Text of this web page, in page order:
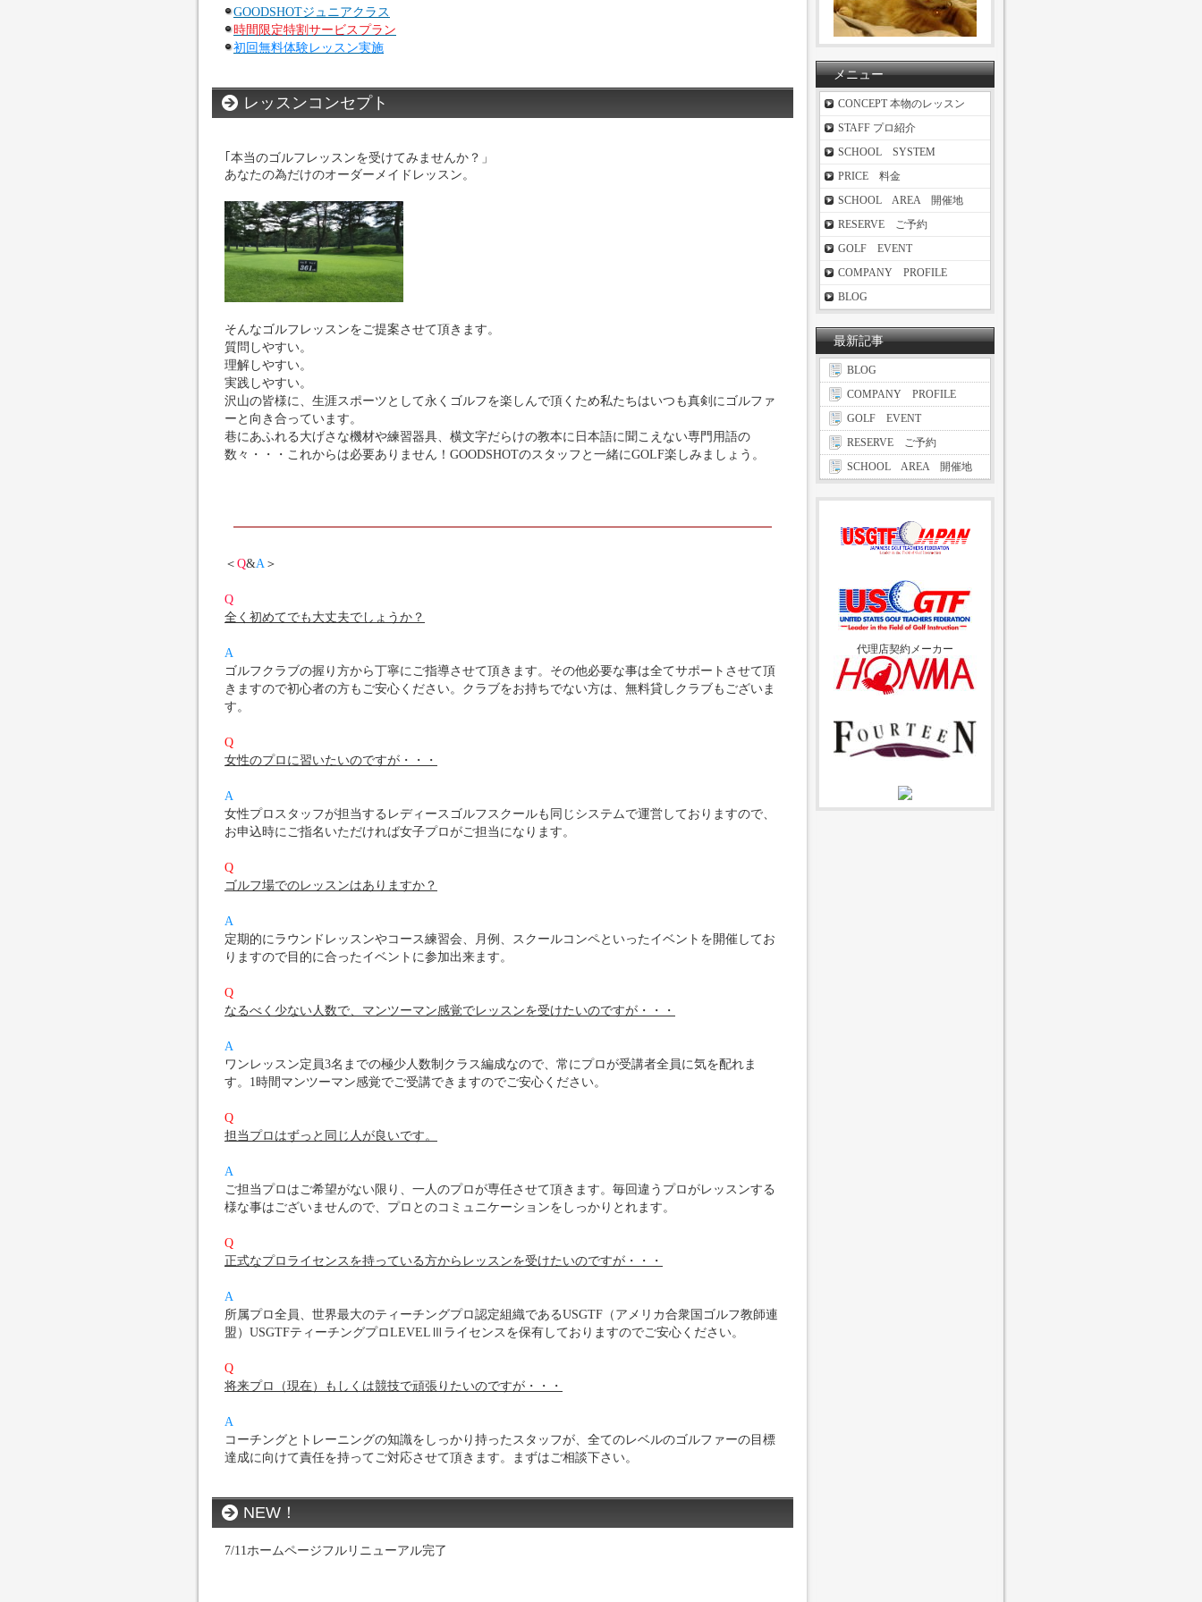
GOODSHOTジュニアクラス
時間限定特割サービスプラン
初回無料体験レッスン実施
レッスンコンセプト
｢本当のゴルフレッスンを受けてみませんか？」
あなたの為だけのオーダーメイドレッスン。
そんなゴルフレッスンをご提案させて頂きます。
質問しやすい。
理解しやすい。
実践しやすい。
沢山の皆様に、生涯スポーツとして永くゴルフを楽しんで頂くため私たちはいつも真剣にゴルファ
ーと向き合っています。
巷にあふれる大げさな機材や練習器具、横文字だらけの教本に日本語に聞こえない専門用語の
数々・・・これからは必要ありません！GOODSHOTのスタッフと一緒にGOLF楽しみましょう。
＜Q&A ＞
Q
全く初めてでも大丈夫でしょうか？
A
ゴルフクラブの握り方から丁寧にご指導させて頂きます。その他必要な事は全てサポートさせて頂
きますので初心者の方もご安心ください。クラブをお持ちでない方は、無料貸しクラブもございま
す。
Q
女性のプロに習いたいのですが・・・
A
女性プロスタッフが担当するレディースゴルフスクールも同じシステムで運営しておりますので、
お申込時にご指名いただければ女子プロがご担当になります。
Q
ゴルフ場でのレッスンはありますか？
A
定期的にラウンドレッスンやコース練習会、月例、スクールコンペといったイベントを開催してお
りますので目的に合ったイベントに参加出来ます。
Q
なるべく少ない人数で、マンツーマン感覚でレッスンを受けたいのですが・・・
A
ワンレッスン定員3名までの極少人数制クラス編成なので、常にプロが受講者全員に気を配れま
す。1時間マンツーマン感覚でご受講できますのでご安心ください。
Q
担当プロはずっと同じ人が良いです。
A
ご担当プロはご希望がない限り、一人のプロが専任させて頂きます。毎回違うプロがレッスンする
様な事はございませんので、プロとのコミュニケーションをしっかりとれます。
Q
正式なプロライセンスを持っている方からレッスンを受けたいのですが・・・
A
所属プロ全員、世界最大のティーチングプロ認定組織であるUSGTF（アメリカ合衆国ゴルフ教師連
盟）USGTFティーチングプロLEVELⅢライセンスを保有しておりますのでご安心ください。
Q
将来プロ（現在）もしくは競技で頑張りたいのですが・・・
A
コーチングとトレーニングの知識をしっかり持ったスタッフが、全てのレベルのゴルファーの目標
達成に向けて責任を持ってご対応させて頂きます。まずはご相談下さい。
NEW！
7/11ホームページフルリニューアル完了
メニュー
CONCEPT 本物のレッスン
STAFF プロ紹介
SCHOOL SYSTEM
PRICE 料金
SCHOOL AREA 開催地
RESERVE ご予約
GOLF EVENT
COMPANY PROFILE
BLOG
最新記事
BLOG
COMPANY PROFILE
GOLF EVENT
RESERVE ご予約
SCHOOL AREA 開催地
代理店契約メーカー